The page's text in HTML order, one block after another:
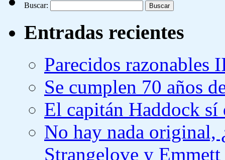
Buscar:
Entradas recientes
Parecidos razonables
Se cumplen 70 años
El capitán Haddock sí
No hay nada original,
Strangelove y